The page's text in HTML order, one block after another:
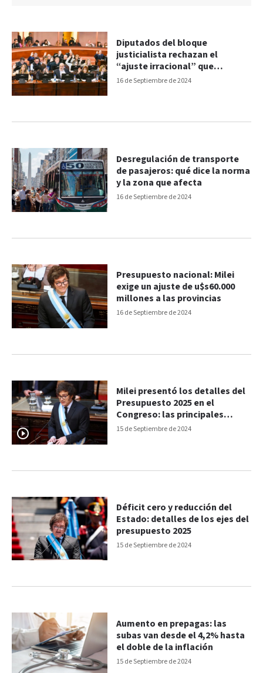
16 de Septiembre de 2024
Diputados del bloque
justicialista rechazan el
“ajuste irracional” que
propone Milei
16 de Septiembre de 2024
Desregulación de transporte
de pasajeros: qué dice la norma
y la zona que afecta
16 de Septiembre de 2024
Presupuesto nacional: Milei
exige un ajuste de u$s60.000
millones a las provincias
15 de Septiembre de 2024
Milei presentó los detalles del
Presupuesto 2025 en el
Congreso: las principales
frases
15 de Septiembre de 2024
Déficit cero y reducción del
Estado: detalles de los ejes del
presupuesto 2025
15 de Septiembre de 2024
Aumento en prepagas: las
subas van desde el 4,2% hasta
el doble de la inflación